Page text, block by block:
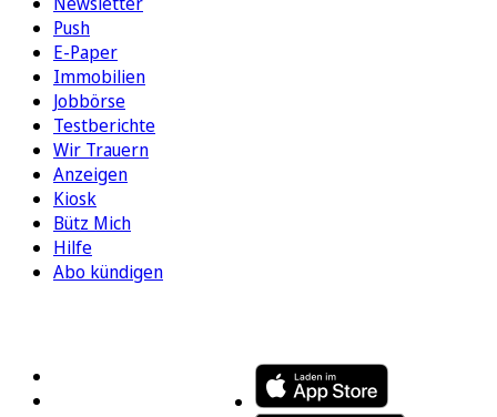
Push
E-Paper
Immobilien
Jobbörse
Testberichte
Wir Trauern
Anzeigen
Kiosk
Bütz Mich
Hilfe
Abo kündigen